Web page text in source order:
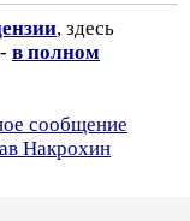
, здесь
в полном
сообщение
Накрохин